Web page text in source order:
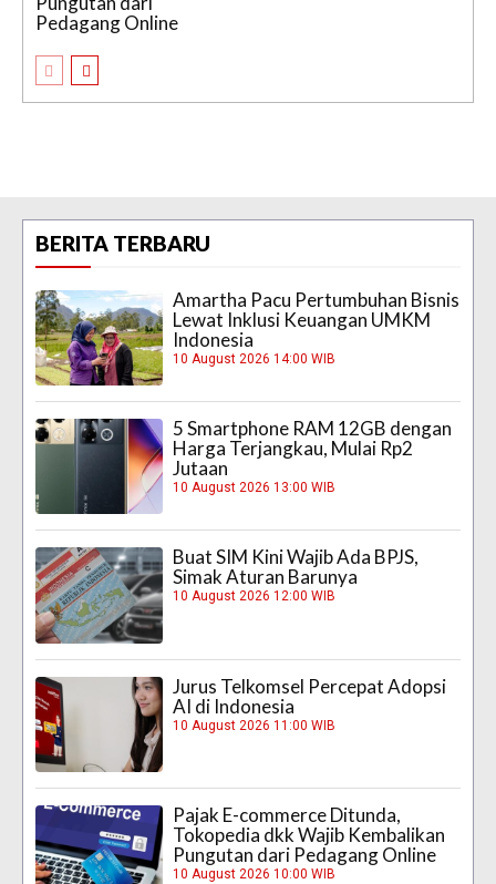
Pedagang Online
BERITA TERBARU
Amartha Pacu Pertumbuhan Bisnis
Lewat Inklusi Keuangan UMKM
Indonesia
10 August 2026 14:00 WIB
5 Smartphone RAM 12GB dengan
Harga Terjangkau, Mulai Rp2
Jutaan
10 August 2026 13:00 WIB
Buat SIM Kini Wajib Ada BPJS,
Simak Aturan Barunya
10 August 2026 12:00 WIB
Jurus Telkomsel Percepat Adopsi
AI di Indonesia
10 August 2026 11:00 WIB
Pajak E-commerce Ditunda,
Tokopedia dkk Wajib Kembalikan
Pungutan dari Pedagang Online
10 August 2026 10:00 WIB